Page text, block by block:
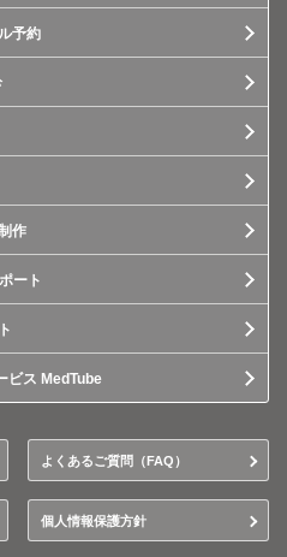
予約
作
ート
ビス MedTube
よくあるご質問（FAQ）
個人情報保護方針